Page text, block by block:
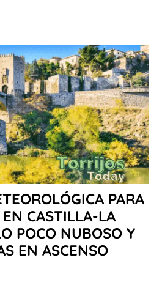
PARA
CASTILLA-LA
POCO NUBOSO Y
EN ASCENSO